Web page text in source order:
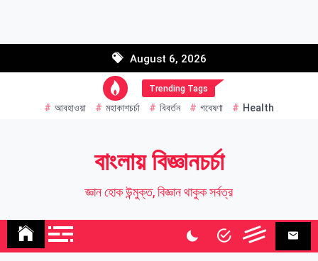
August 6, 2026
Trending Tags
আবহাওয়া মহাকাশচর্চা বিবর্তন গবেষণা Health
বাংলায় বিজ্ঞানচর্চা
জ্ঞান হোক উন্মুক্ত, বিজ্ঞান থাকুক সর্বত্র